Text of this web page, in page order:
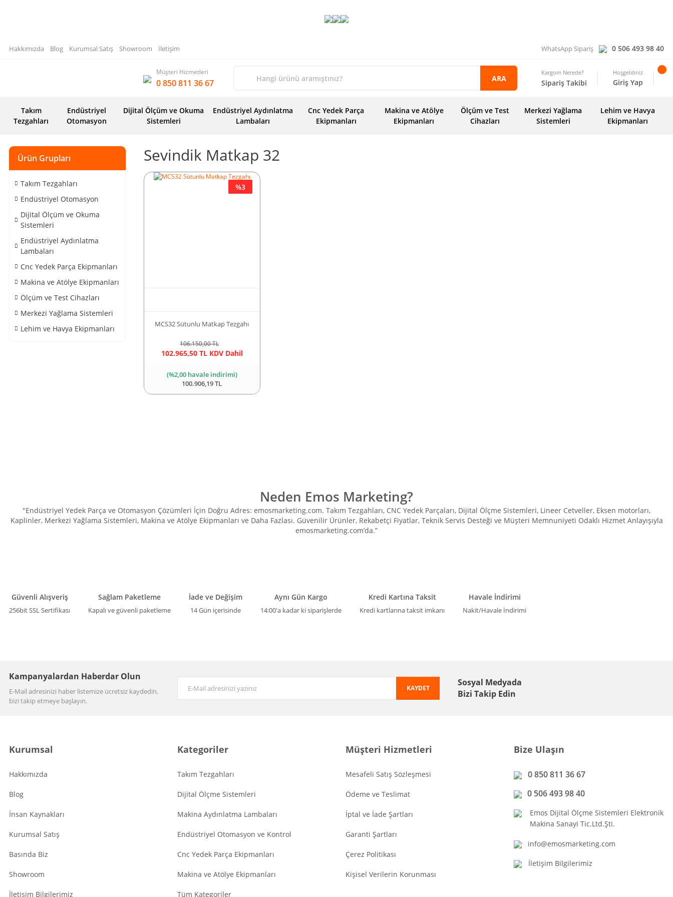
Hakkımızda Blog Kurumsal Satış Showroom İletişim WhatsApp Sipariş 0 506 493 98 40
Müşteri Hizmetleri
0 850 811 36 67 ARA
Kargom Nerede?
Sipariş Takibi
Hoşgeldiniz
Giriş Yap
Takım
Tezgahları
Endüstriyel
Otomasyon
Dijital Ölçüm ve Okuma
Sistemleri
Endüstriyel Aydınlatma
Lambaları
Cnc Yedek Parça
Ekipmanları
Makina ve Atölye
Ekipmanları
Ölçüm ve Test
Cihazları
Merkezi Yağlama
Sistemleri
Lehim ve Havya
Ekipmanları
Ürün Grupları
Takım Tezgahları
Endüstriyel Otomasyon
Dijital Ölçüm ve Okuma
Sistemleri
Endüstriyel Aydınlatma
Lambaları
Cnc Yedek Parça Ekipmanları
Makina ve Atölye Ekipmanları
Ölçüm ve Test Cihazları
Merkezi Yağlama Sistemleri
Lehim ve Havya Ekipmanları
Sevindik Matkap 32
MCS32 Sütunlu Matkap Tezgahı
106.150,00 TL
102.965,50 TL KDV Dahil
%3
(%2,00 havale indirimi)
100.906,19 TL
Neden Emos Marketing?
"Endüstriyel Yedek Parça ve Otomasyon Çözümleri İçin Doğru Adres: emosmarketing.com. Takım Tezgahları, CNC Yedek Parçaları, Dijital Ölçme Sistemleri, Lineer Cetveller, Eksen motorları,
Kaplinler, Merkezi Yağlama Sistemleri, Makina ve Atölye Ekipmanları ve Daha Fazlası. Güvenilir Ürünler, Rekabetçi Fiyatlar, Teknik Servis Desteği ve Müşteri Memnuniyeti Odaklı Hizmet Anlayışıyla
emosmarketing.com’da.”
Güvenli Alışveriş
256bit SSL Sertifikası
Sağlam Paketleme
Kapalı ve güvenli paketleme
İade ve Değişim
14 Gün içerisinde
Aynı Gün Kargo
14:00'a kadar ki siparişlerde
Kredi Kartına Taksit
Kredi kartlarına taksit imkanı
Havale İndirimi
Nakit/Havale İndirimi
Kampanyalardan Haberdar Olun
E-Mail adresinizi haber listemize ücretsiz kaydedin,
bizi takip etmeye başlayın.
KAYDET
Sosyal Medyada
Bizi Takip Edin
Kurumsal
Hakkımızda
Blog
İnsan Kaynakları
Kurumsal Satış
Basında Biz
Showroom
İletişim Bilgilerimiz
Kategoriler
Takım Tezgahları
Dijital Ölçme Sistemleri
Makina Aydınlatma Lambaları
Endüstriyel Otomasyon ve Kontrol
Cnc Yedek Parça Ekipmanları
Makina ve Atölye Ekipmanları
Tüm Kategoriler
Müşteri Hizmetleri
Mesafeli Satış Sözleşmesi
Ödeme ve Teslimat
İptal ve İade Şartları
Garanti Şartları
Çerez Politikası
Kişisel Verilerin Korunması
Bize Ulaşın
0 850 811 36 67
0 506 493 98 40
Emos Dijital Ölçme Sistemleri Elektronik
Makina Sanayi Tic.Ltd.Şti.
info@emosmarketing.com
İletişim Bilgilerimiz